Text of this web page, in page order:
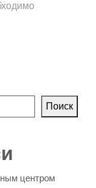
Поиск
центром